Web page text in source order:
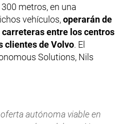
metros, en una
vehículos,operarán de
entre los centros
clientes de Volvo. El
Solutions, Nils
autónoma viable en